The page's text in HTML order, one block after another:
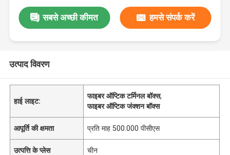
सबसे अच्छी कीमत हमसे संपर्क करें
उत्पाद विवरण
हाई लाइट:
फाइबर ऑप्टिक टर्मिनल बॉक्स,
फाइबर ऑप्टिक जंक्शन बॉक्स
आपूर्ति की क्षमता प्रति माह 500.000 पीसीएस
उत्पत्ति के प्लेस चीन